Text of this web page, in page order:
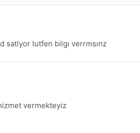
satlyor lutfen bilgı verrmsınz
vermekteyiz